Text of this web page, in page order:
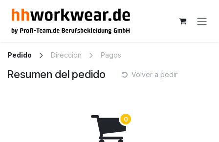
Pedido Dirección Pagos
Resumen del pedido Volver a pedir